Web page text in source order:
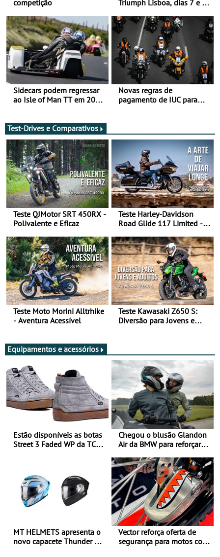
competição
Triumph Lisboa, dias 7 e 8
Sidecars podem regressar
ao Isle of Man TT em 2027
Novas regras de
pagamento de IUC para
Test-Drives e Comparativos
Teste QJMotor SRT 450RX -
Polivalente e Eficaz
Teste Harley-Davidson
Road Glide 117 Limited - A
Teste Moto Morini Alltrhike
- Aventura Acessível
Teste Kawasaki Z650 S:
Diversão para Jovens e
Equipamentos e acessórios
Estão disponíveis as botas
Street 3 Faded WP da TCX
Chegou o blusão Glandon
Air da BMW para reforçar
verão
MT HELMETS apresenta o
novo capacete Thunder 4 R
Vector reforça oferta de
segurança para motos com